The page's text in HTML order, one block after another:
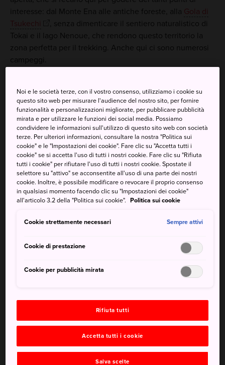
interesse: dal Monte Ena alle antiche foreste, alla Gola di
Tsukechi
, senza dimenticare il sentiero naturalistico di
Tokai e il lago Nenoue, che rendono questo territorio la
zona perfetta per il trekking. Anche qui ci sono numerosi
campeggi.
Da non perdere
Magome, un'antica stazione di posta in cui si
respira ancora l'atmosfera del Giappone del XVII
secolo
Un'escursione lungo la splendida Gola di
Tsukechi e la scalata del Monte Ena
Taisho-mura, uno sguardo sulla vita nel
meno di un'ora da Nagoya e a circa due ore da Gifu
(cambiare treno a Tajimi). È facilmente raggiungibile dalla
stazione di Matsumoto, nella Prefettura diNagano
.
Noi e le società terze, con il vostro consenso, utilizziamo i cookie su
questo sito web per misurare l'audience del nostro sito, per fornire
funzionalità e personalizzazioni migliorate, per pubblicare pubblicità
mirata e per utilizzare le funzioni dei social media. Possiamo
condividere le informazioni sull'utilizzo di questo sito web con società
terze. Per ulteriori informazioni, consultare la nostra "Politica sui
cookie" e le "Impostazioni dei cookie". Fare clic su "Accetta tutti i
cookie" se si accetta l'uso di tutti i nostri cookie. Fare clic su "Rifiuta
tutti i cookie" per rifiutare l'uso di tutti i nostri cookie. Spostate il
selettore su "attivo" se acconsentite all'uso di una parte dei nostri
cookie. Inoltre, è possibile modificare o revocare il proprio consenso
in qualsiasi momento facendo clic su "Impostazioni dei cookie"
all'articolo 3.2 della "Politica sui cookie". Politica sui cookie
Cookie strettamente necessari Sempre attivi
Cookie di prestazione
Cookie per pubblicità mirata
Rifiuta tutti
Accetta tutti i cookie
Salva scelte